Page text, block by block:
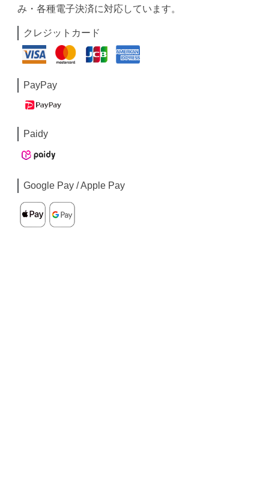
み・各種電子決済に対応しています。
クレジットカード
PayPay
Paidy
Google Pay / Apple Pay